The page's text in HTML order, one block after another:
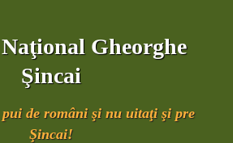
Gheorghe
Şincai
de români şi nu uitaţi şi pre
Şincai!